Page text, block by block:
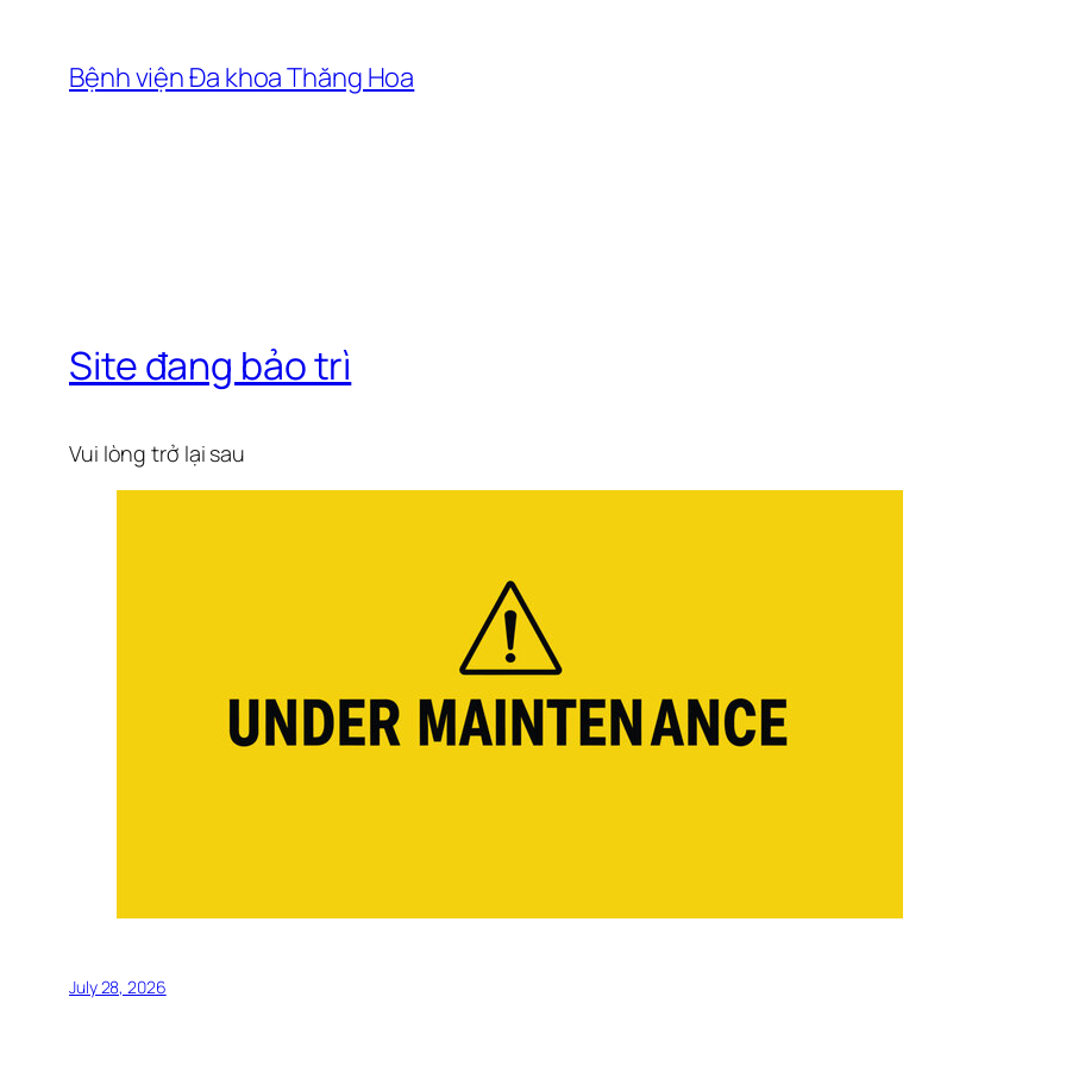
content
Bệnh viện Đa khoa Thăng Hoa
Site đang bảo trì
Vui lòng trở lại sau
July 28, 2026